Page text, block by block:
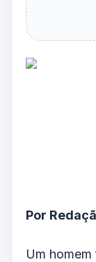
Por
Um